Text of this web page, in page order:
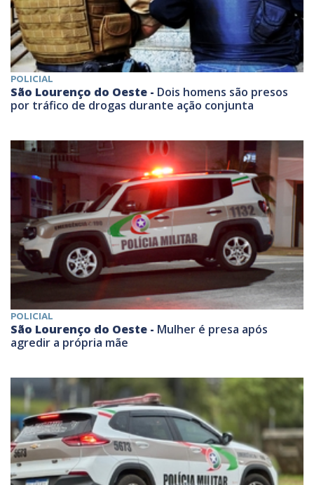
POLICIAL
São Lourenço do Oeste - Dois homens são presos
por tráfico de drogas durante ação conjunta
POLICIAL
São Lourenço do Oeste - Mulher é presa após
agredir a própria mãe